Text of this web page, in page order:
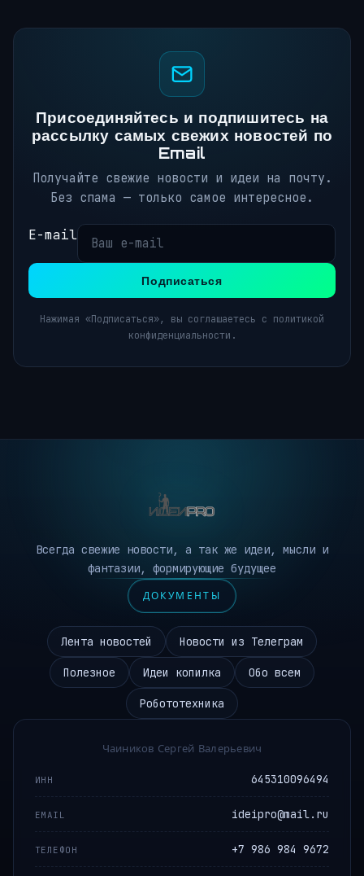
Присоединяйтесь и подпишитесь на
рассылку самых свежих новостей по
Email
Получайте свежие новости и идеи на почту.
Без спама — только самое интересное.
E-mail
Подписаться
Нажимая «Подписаться», вы соглашаетесь с политикой
конфиденциальности.
Всегда свежие новости, а так же идеи, мысли и
фантазии, формирующие будущее
ДОКУМЕНТЫ
Лента новостей Новости из Телеграм
Полезное Идеи копилка Обо всем
Робототехника
Чаиников Сергей Валерьевич
ИНН 645310096494
EMAIL ideipro@mail.ru
ТЕЛЕФОН +7 986 984 9672